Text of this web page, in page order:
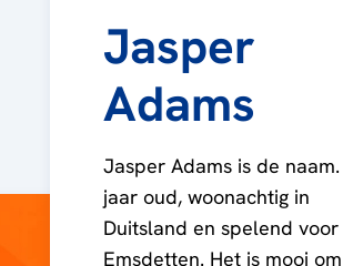
Jasper
Adams
Jasper Adams is de
jaar oud, woonachtig in
Duitsland en spelend voor
Emsdetten. Het is mooi